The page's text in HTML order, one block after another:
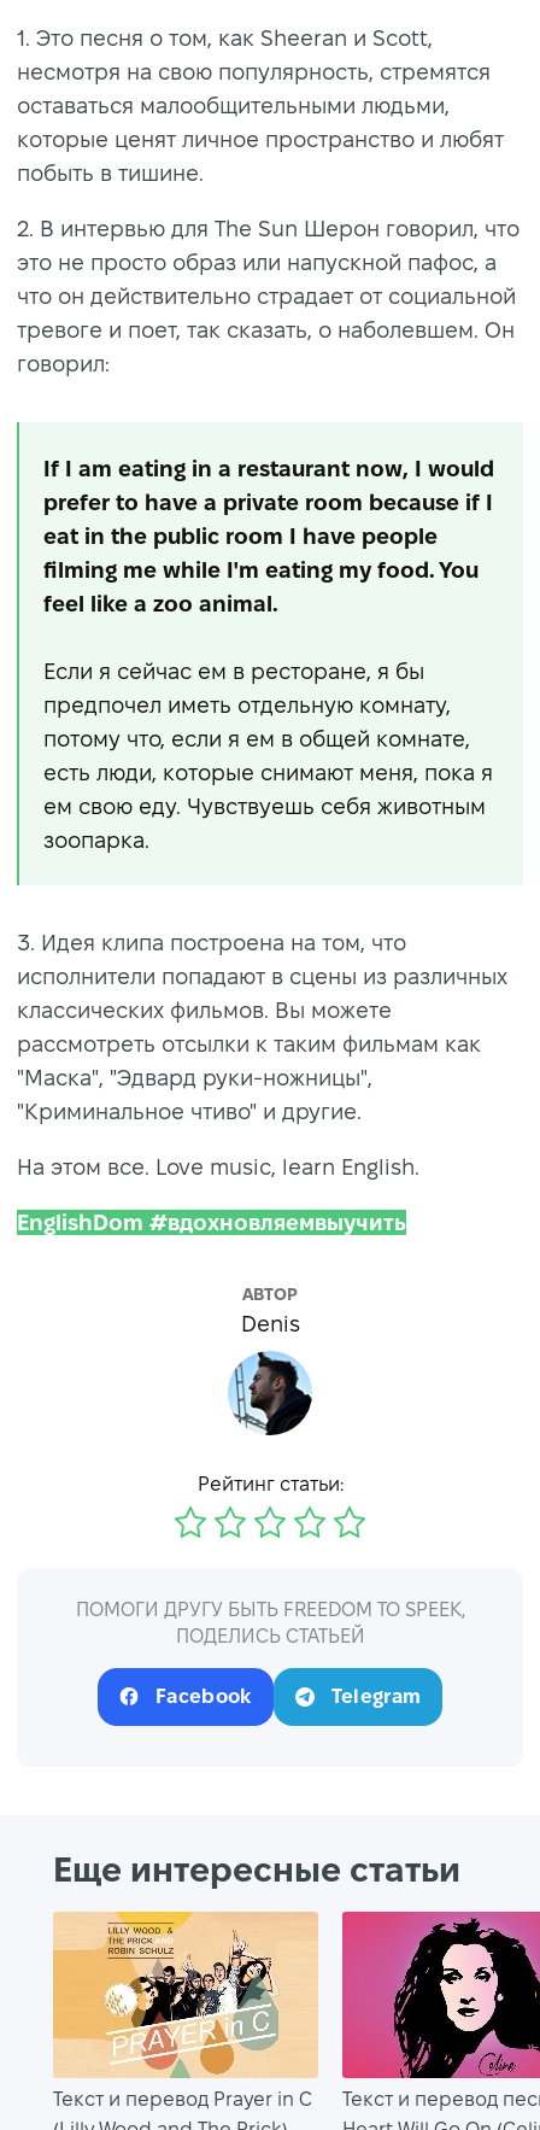
1. Это песня о том, как Sheeran и Scott,
несмотря на свою популярность, стремятся
оставаться малообщительными людьми,
которые ценят личное пространство и любят
побыть в тишине.
2. В интервью для The Sun Шерон говорил, что
это не просто образ или напускной пафос, а
что он действительно страдает от социальной
тревоге и поет, так сказать, о наболевшем. Он
говорил:
If I am eating in a restaurant now, I would
prefer to have a private room because if I
eat in the public room I have people
filming me while I'm eating my food. You
feel like a zoo animal.
Если я сейчас ем в ресторане, я бы
предпочел иметь отдельную комнату,
потому что, если я ем в общей комнате,
есть люди, которые снимают меня, пока я
ем свою еду. Чувствуешь себя животным
зоопарка.
3. Идея клипа построена на том, что
исполнители попадают в сцены из различных
классических фильмов. Вы можете
рассмотреть отсылки к таким фильмам как
"Маска", "Эдвард руки-ножницы",
"Криминальное чтиво" и другие.
На этом все. Love music, learn English.
EnglishDom #вдохновляемвыучить
АВТОР
Denis
Рейтинг статьи:
ПОМОГИ ДРУГУ БЫТЬ FREEDOM TO SPEEK,
ПОДЕЛИСЬ СТАТЬЕЙ
Facebook Telegram
Еще интересные статьи
Текст и перевод Prayer in C
Текст и перевод